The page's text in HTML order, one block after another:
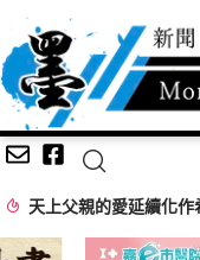
天上父親的愛延續化作希望力量！ 六名子女捐贈家扶「南投映全號」延續善的循環